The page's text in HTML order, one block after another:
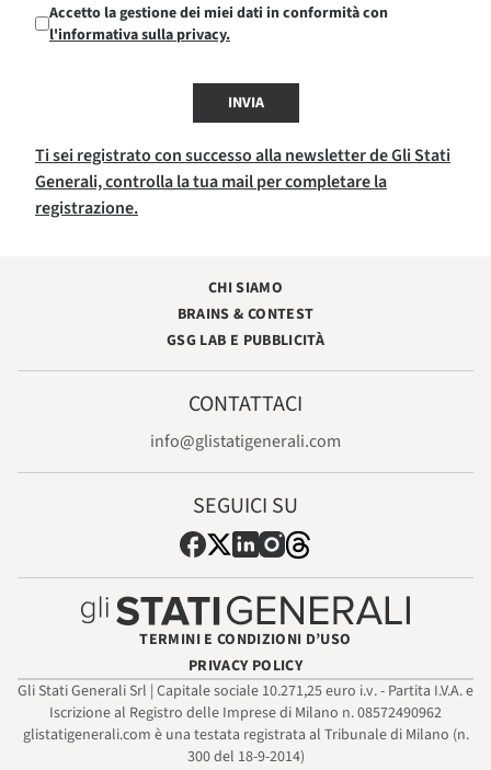
Accetto la gestione dei miei dati in conformità con
l'informativa sulla privacy.
INVIA
Ti sei registrato con successo alla newsletter de Gli Stati
Generali, controlla la tua mail per completare la
registrazione.
CHI SIAMO
BRAINS & CONTEST
GSG LAB E PUBBLICITÀ
CONTATTACI
info@glistatigenerali.com
SEGUICI SU
TERMINI E CONDIZIONI D’USO
PRIVACY POLICY
Gli Stati Generali Srl | Capitale sociale 10.271,25 euro i.v. - Partita I.V.A. e
Iscrizione al Registro delle Imprese di Milano n. 08572490962
glistatigenerali.com è una testata registrata al Tribunale di Milano (n.
300 del 18-9-2014)